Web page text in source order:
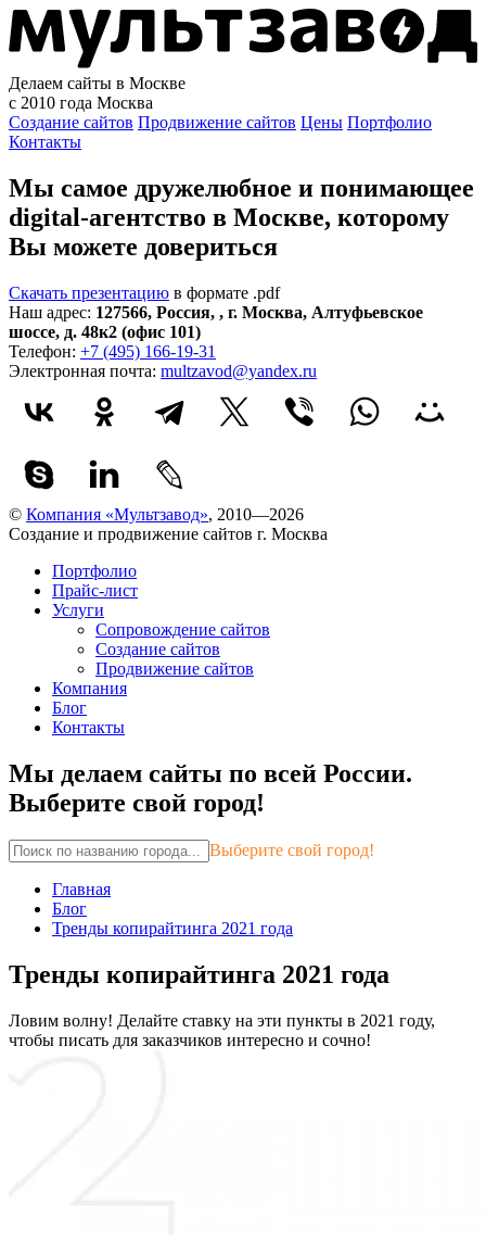
Делаем сайты в Москве
с 2010 года Москва
Создание сайтов Продвижение сайтов Цены Портфолио
Контакты
Мы самое дружелюбное и понимающее
digital-агентство в Москве, которому
Вы можете довериться
Скачать презентацию в формате .pdf
Наш адрес: 127566, Россия, , г. Москва, Алтуфьевское
шоссе, д. 48к2 (офис 101)
Телефон: +7 (495) 166-19-31
Электронная почта: multzavod@yandex.ru
© Компания «Мультзавод», 2010—2026
Создание и продвижение сайтов г. Москва
Портфолио
Прайс-лист
Услуги
Сопровождение сайтов
Создание сайтов
Продвижение сайтов
Компания
Блог
Контакты
Мы делаем сайты по всей России.
Выберите свой город!
Выберите свой город!
Главная
Блог
Тренды копирайтинга 2021 года
Тренды копирайтинга 2021 года
Ловим волну! Делайте ставку на эти пункты в 2021 году,
чтобы писать для заказчиков интересно и сочно!